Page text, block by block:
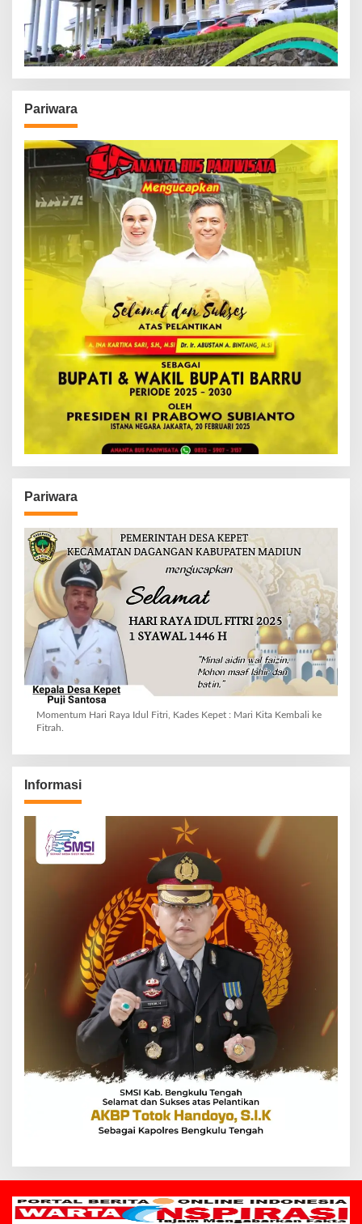
Pariwara
Pariwara
Momentum Hari Raya Idul Fitri, Kades Kepet : Mari Kita Kembali ke
Fitrah.
Informasi